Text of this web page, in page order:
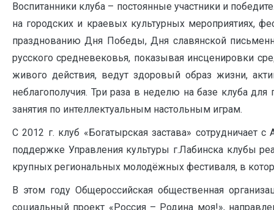
Воспитанники клуба – постоянные участники и
на городских и краевых культурных мероприятиях,
празднованию Дня Победы, Дня славянской
русского средневековья, показывая инсценировки
живого действия, ведут здоровый образ жизни,
неблагополучия. Три раза в неделю на базе клуба
занятия по интеллектуальным настольным играм.
С 2012 г. клуб «Богатырская застава»
поддержке Управления культуры г.Лабинска клубы
крупных региональных молодёжных фестиваля, в
В этом году Общероссийская общественная
социальный проект «Россия – Родина моя!»,